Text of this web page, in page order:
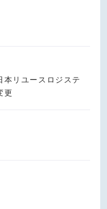
本リユースロジステ
更